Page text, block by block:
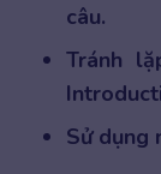
câu.
Tránh
Sử dụng